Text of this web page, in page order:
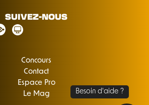
SUIVEZ-NOUS
Concours
Contact
Espace Pro
Le Mag